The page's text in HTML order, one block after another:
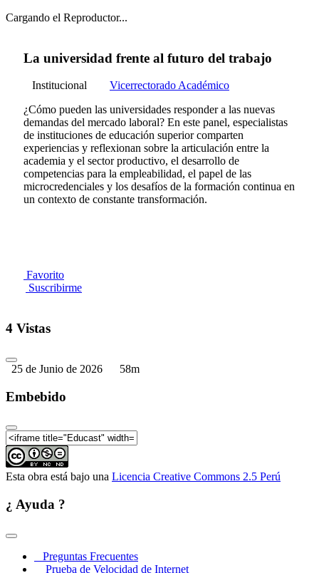
Cargando el Reproductor...
La universidad frente al futuro del trabajo
Institucional
Vicerrectorado Académico
¿Cómo pueden las universidades responder a las nuevas
demandas del mercado laboral? En este panel, especialistas
de instituciones de educación superior comparten
experiencias y reflexionan sobre la articulación entre la
academia y el sector productivo, el desarrollo de
competencias para la empleabilidad, el papel de las
microcredenciales y los desafíos de la formación continua en
un contexto de constante transformación.
Favorito
Suscribirme
4 Vistas
25 de Junio de 2026 58m
Embebido
Esta obra está bajo una Licencia Creative Commons 2.5 Perú
¿ Ayuda ?
Preguntas Frecuentes
Prueba de Velocidad de Internet